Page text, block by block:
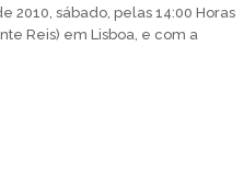
2010, sábado, pelas 14:00 Horas
Reis) em Lisboa, e com a